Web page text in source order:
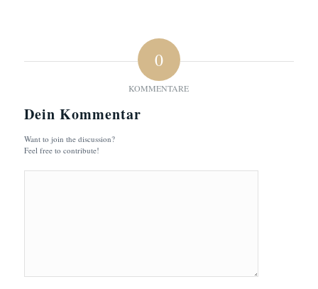
0
KOMMENTARE
Dein Kommentar
Want to join the discussion?
Feel free to contribute!